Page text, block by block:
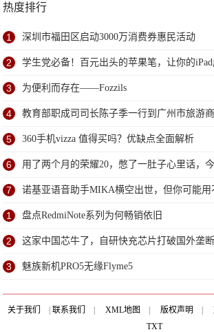
热度排行
1 深圳市福田区启动3000万消费券惠民活动
2 学生党必备！百元出头的苹果笔，让你的
3 为便利而存在——Fozzils
4 教育部职成司司长陈子季一行到广州市旅游
研
5 360手机vizza 值得买吗？优缺点全面解析
6 用了两个月的荣耀20，憋了一肚子心里话，
7 诺基亚语音助手MIKA横空出世，但你可能用
1 盘点RedmiNote系列为何畅销依旧
2 这家中国芯牛了，自研快充芯片打破国外垄
链
3 魅族新机PRO5无缘Flyme5
关于我们 | 联系我们 | XML地图 | 版权声明 |
TXT